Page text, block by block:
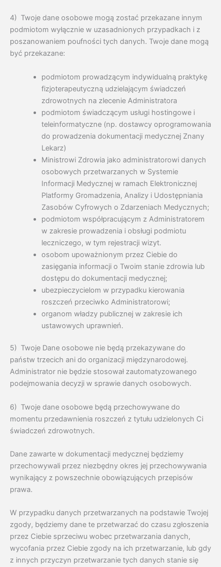
4) Twoje dane osobowe mogą zostać przekazane innym
podmiotom wyłącznie w uzasadnionych przypadkach i z
poszanowaniem poufności tych danych. Twoje dane mogą
być przekazane:
podmiotom prowadzącym indywidualną praktykę
fizjoterapeutyczną udzielającym świadczeń
zdrowotnych na zlecenie Administratora
podmiotom świadczącym usługi hostingowe i
teleinformatyczne (np. dostawcy oprogramowania
do prowadzenia dokumentacji medycznej Znany
Lekarz)
Ministrowi Zdrowia jako administratorowi danych
osobowych przetwarzanych w Systemie
Informacji Medycznej w ramach Elektronicznej
Platformy Gromadzenia, Analizy i Udostępniania
Zasobów Cyfrowych o Zdarzeniach Medycznych;
podmiotom współpracującym z Administratorem
w zakresie prowadzenia i obsługi podmiotu
leczniczego, w tym rejestracji wizyt.
osobom upoważnionym przez Ciebie do
zasięgania informacji o Twoim stanie zdrowia lub
dostępu do dokumentacji medycznej;
ubezpieczycielom w przypadku kierowania
roszczeń przeciwko Administratorowi;
organom władzy publicznej w zakresie ich
ustawowych uprawnień.
5) Twoje Dane osobowe nie będą przekazywane do
państw trzecich ani do organizacji międzynarodowej.
Administrator nie będzie stosował zautomatyzowanego
podejmowania decyzji w sprawie danych osobowych.
6) Twoje dane osobowe będą przechowywane do
momentu przedawnienia roszczeń z tytułu udzielonych Ci
świadczeń zdrowotnych.
Dane zawarte w dokumentacji medycznej będziemy
przechowywali przez niezbędny okres jej przechowywania
wynikający z powszechnie obowiązujących przepisów
prawa.
W przypadku danych przetwarzanych na podstawie Twojej
zgody, będziemy dane te przetwarzać do czasu zgłoszenia
przez Ciebie sprzeciwu wobec przetwarzania danych,
wycofania przez Ciebie zgody na ich przetwarzanie, lub gdy
z innych przyczyn przetwarzanie tych danych stanie się